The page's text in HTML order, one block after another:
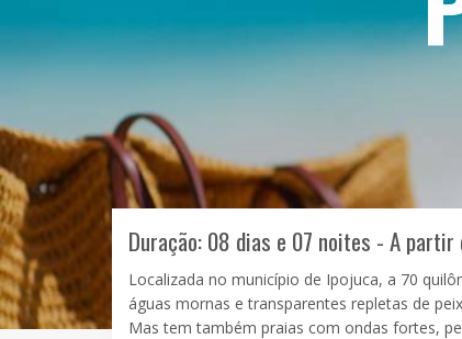
Duração: 08 dias e 07 noites - A partir
Localizada no município de Ipojuca, a 70
águas mornas e transparentes repletas de
Mas tem também praias com ondas fortes,